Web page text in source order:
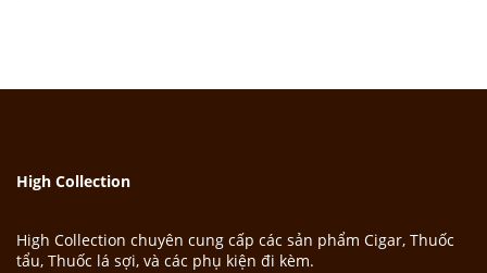
High Collection
High Collection chuyên cung cấp các sản phẩm Cigar, Thuốc
tẩu, Thuốc lá sợi, và các phụ kiện đi kèm.